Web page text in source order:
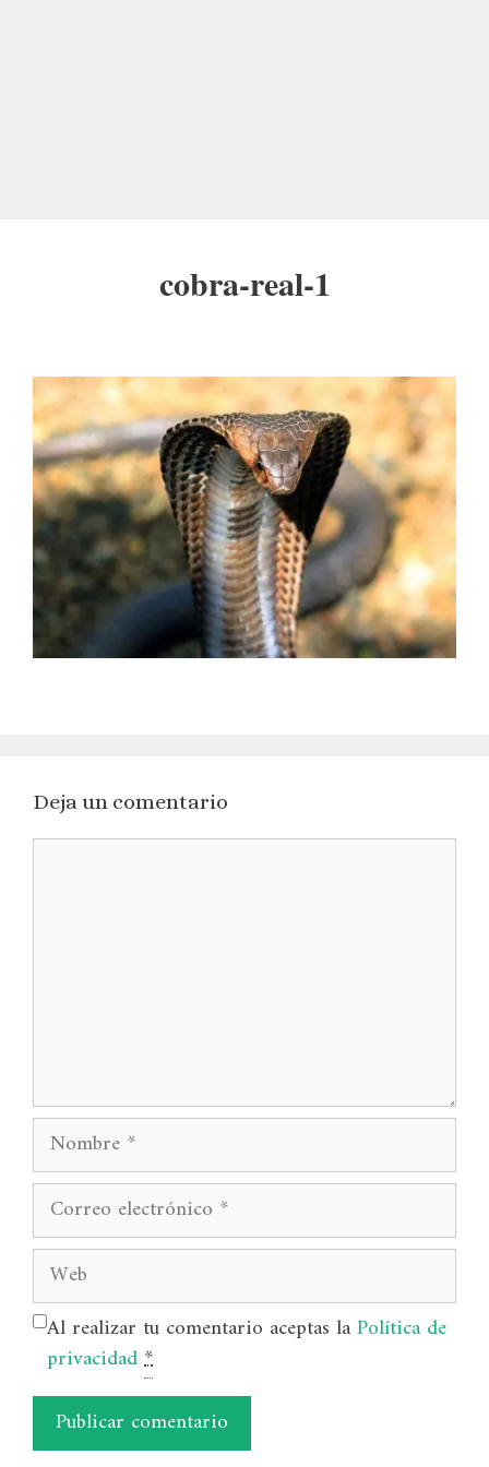
cobra-real-1
Deja un comentario
Nombre
Correo
electrónico
Web
Al realizar tu comentario aceptas laPolítica de
privacidad*